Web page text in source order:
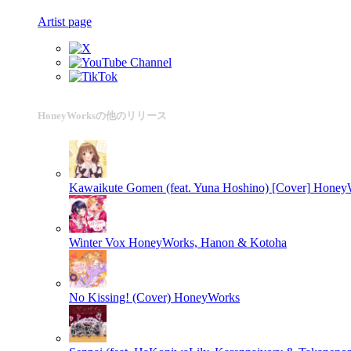
Artist page
HoneyWorksの他のリリース
Kawaikute Gomen (feat. Yuna Hoshino) [Cover]
Winter Vox HoneyWorks, Hanon & Kotoha
No Kissing! (Cover) HoneyWorks